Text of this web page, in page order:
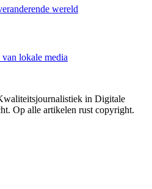
wereld
lokale media
in Digitale
Op alle artikelen rust copyright.